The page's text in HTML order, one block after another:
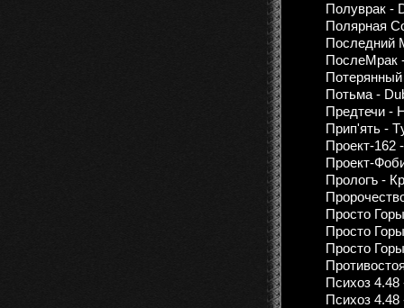
Полуврак -
Полярная
Последний
ПослеМрак
Потьма -
Предтечи -
Прип'ять -
Проект-162
Проект-
Прологъ -
Просто
Просто
Просто
Психоз 4.48
Психоз 4.48